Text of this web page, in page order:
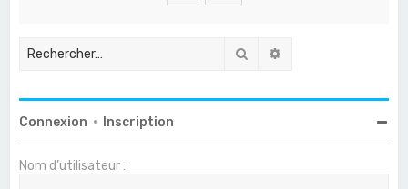
Rechercher
Connexion • Inscription
Nom d’utilisateur :